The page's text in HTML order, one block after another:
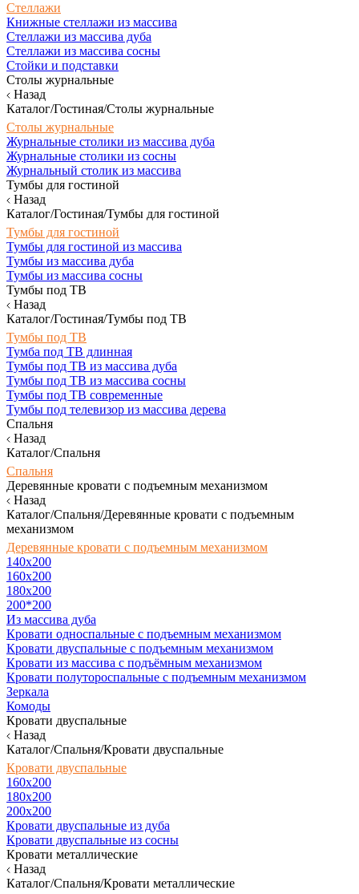
Стеллажи
Книжные стеллажи из массива
Стеллажи из массива дуба
Стеллажи из массива сосны
Стойки и подставки
Столы журнальные
Назад
Каталог/Гостиная/Столы журнальные
Столы журнальные
Журнальные столики из массива дуба
Журнальные столики из сосны
Журнальный столик из массива
Тумбы для гостиной
Назад
Каталог/Гостиная/Тумбы для гостиной
Тумбы для гостиной
Тумбы для гостиной из массива
Тумбы из массива дуба
Тумбы из массива сосны
Тумбы под ТВ
Назад
Каталог/Гостиная/Тумбы под ТВ
Тумбы под ТВ
Тумба под ТВ длинная
Тумбы под ТВ из массива дуба
Тумбы под ТВ из массива сосны
Тумбы под ТВ современные
Тумбы под телевизор из массива дерева
Спальня
Назад
Каталог/Спальня
Спальня
Деревянные кровати с подъемным механизмом
Назад
Каталог/Спальня/Деревянные кровати с подъемным
механизмом
Деревянные кровати с подъемным механизмом
140x200
160х200
180х200
200*200
Из массива дуба
Кровати односпальные с подъемным механизмом
Кровати двуспальные с подъемным механизмом
Кровати из массива с подъёмным механизмом
Кровати полутороспальные с подъемным механизмом
Зеркала
Комоды
Кровати двуспальные
Назад
Каталог/Спальня/Кровати двуспальные
Кровати двуспальные
160х200
180x200
200x200
Кровати двуспальные из дуба
Кровати двуспальные из сосны
Кровати металлические
Назад
Каталог/Спальня/Кровати металлические